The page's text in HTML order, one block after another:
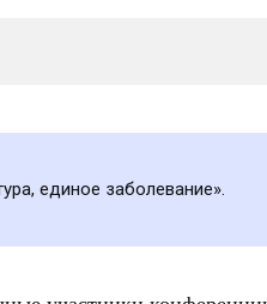
единое заболевание».